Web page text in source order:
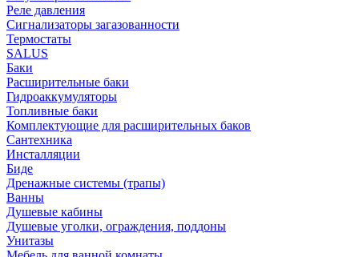
Реле давления
Сигнализаторы загазованности
Термостаты
SALUS
Баки
Расширительные баки
Гидроаккумуляторы
Топливные баки
Комплектующие для расширительных баков
Сантехника
Инсталляции
Биде
Дренажные системы (трапы)
Ванны
Душевые кабины
Душевые уголки, ограждения, поддоны
Унитазы